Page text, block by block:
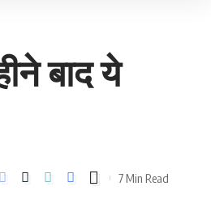
बाद ये
7 Min Read